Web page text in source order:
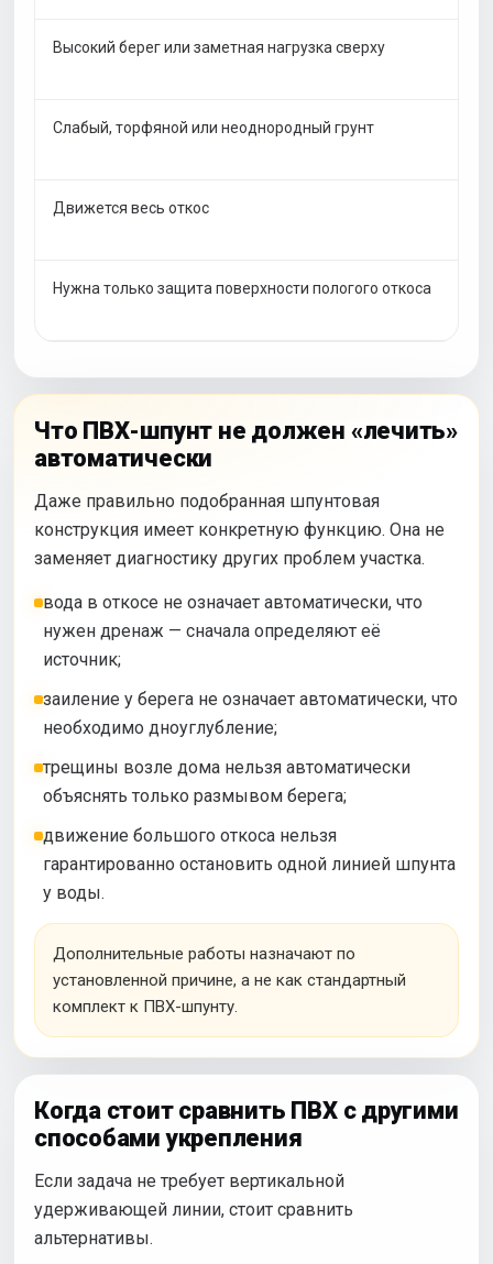
Высокий берег или заметная нагрузка сверху
Слабый, торфяной или неоднородный грунт
Движется весь откос
Нужна только защита поверхности пологого откоса
Что ПВХ-шпунт не должен «лечить»
автоматически
Даже правильно подобранная шпунтовая
конструкция имеет конкретную функцию. Она не
заменяет диагностику других проблем участка.
вода в откосе не означает автоматически, что
нужен дренаж — сначала определяют её
источник;
заиление у берега не означает автоматически, что
необходимо дноуглубление;
трещины возле дома нельзя автоматически
объяснять только размывом берега;
движение большого откоса нельзя
гарантированно остановить одной линией шпунта
у воды.
Дополнительные работы назначают по
установленной причине, а не как стандартный
комплект к ПВХ-шпунту.
Когда стоит сравнить ПВХ с другими
способами укрепления
Если задача не требует вертикальной
удерживающей линии, стоит сравнить
альтернативы.